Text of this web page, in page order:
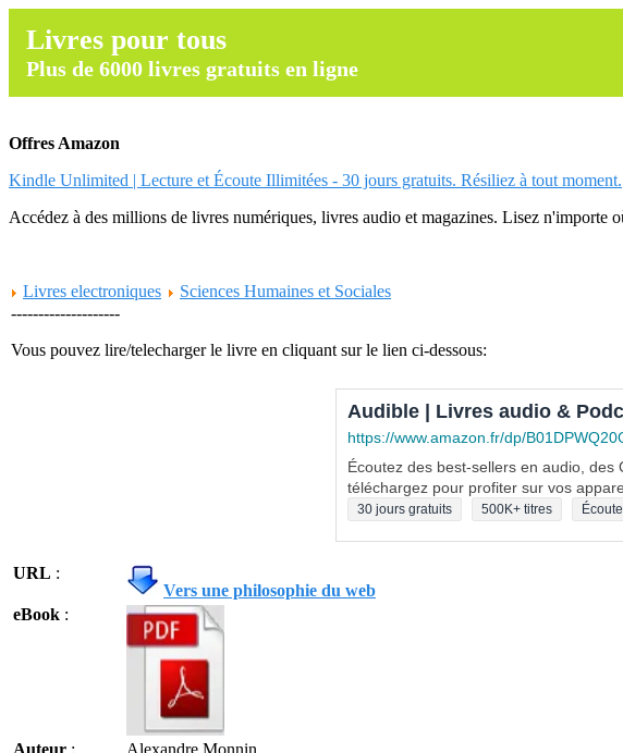
Livres pour tous
Plus de 6000 livres gratuits en ligne
Offres Amazon
Kindle Unlimited | Lecture et Écoute Illimitées - 30 jours gratuits. Résiliez à tout moment.
Accédez à des millions de livres numériques, livres audio et magazines. Lisez n'importe
Livres electroniques
Sciences Humaines et Sociales
--------------------
Vous pouvez lire/telecharger le livre en cliquant sur le lien ci-dessous:
Audible | Livres audio &
https://www.amazon.fr/dp/
Écoutez des best-sellers en audio,
téléchargez pour profiter sur vos
30 jours gratuits 500K+ titres
URL :
Vers une philosophie du web
eBook :
Auteur :
Alexandre Monnin